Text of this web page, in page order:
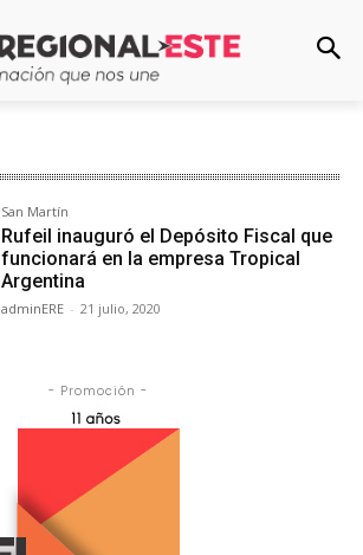
San Martín
Rufeil inauguró el Depósito Fiscal que
funcionará en la empresa Tropical
Argentina
adminERE - 21 julio, 2020
- Promoción -